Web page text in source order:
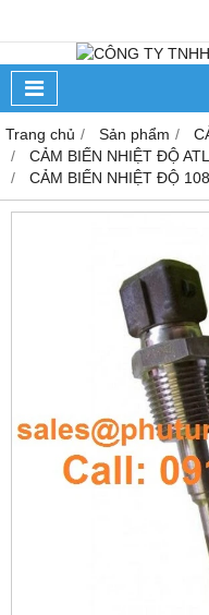
Trang chủ Sản phẩm
CẢM BIẾN NHIỆT ĐỘ
CẢM BIẾN NHIỆT ĐỘ